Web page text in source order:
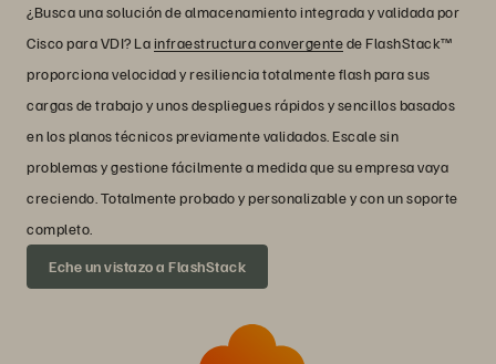
¿Busca una solución de almacenamiento integrada y validada por
Cisco para VDI? Lainfraestructura convergentede FlashStack™
proporciona velocidad y resiliencia totalmente flash para sus
cargas de trabajo y unos despliegues rápidos y sencillos basados
en los planos técnicos previamente validados. Escale sin
problemas y gestione fácilmente a medida que su empresa vaya
creciendo. Totalmente probado y personalizable y con un soporte
completo.
Eche un vistazo a FlashStack